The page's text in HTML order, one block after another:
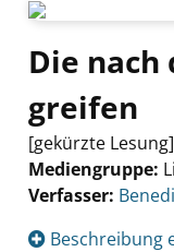
Die nach
greifen
[gekürzte Lesung]
Mediengruppe:
Verfasser: Suche
Beschreibung